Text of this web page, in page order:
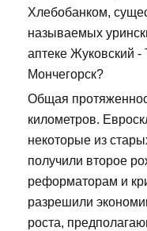
Хлебобанком,
называемых
аптеке Жуковский -
Мончегорск?
Общая
километров.
некоторые из
получили второе
реформаторам и
разрешили
роста,